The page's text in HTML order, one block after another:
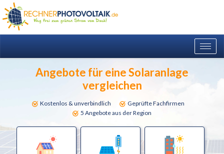
Angebote für eine Solaranlage
vergleichen
Kostenlos & unverbindlich
Geprüfte Fachfirmen
5 Angebote aus der Region